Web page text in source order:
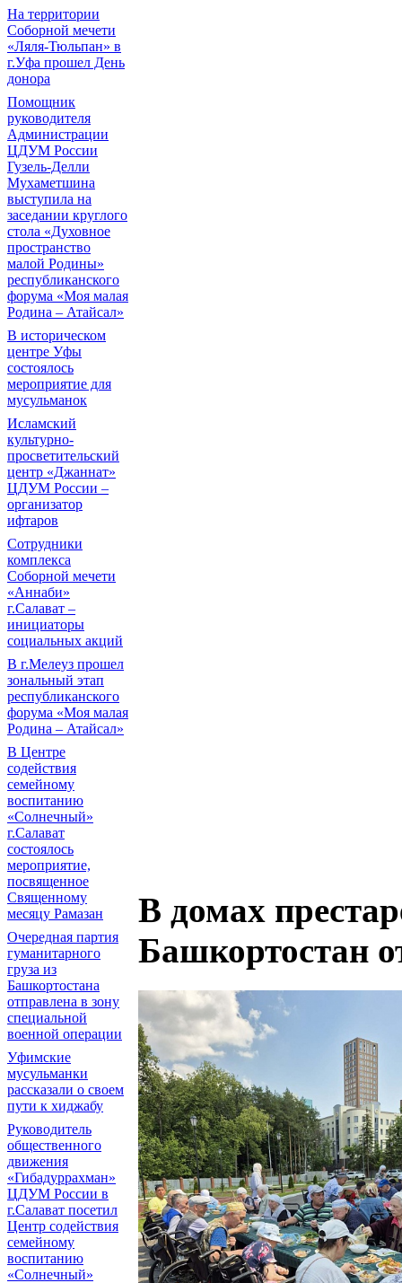
На территории
Соборной мечети
«Ляля-Тюльпан» в
г.Уфа прошел День
донора
Помощник
руководителя
Администрации
ЦДУМ России
Гузель-Делли
Мухаметшина
выступила на
заседании круглого
стола «Духовное
пространство
малой Родины»
республиканского
форума «Моя малая
Родина – Атайсал»
В историческом
центре Уфы
состоялось
мероприятие для
мусульманок
Исламский
культурно-
просветительский
центр «Джаннат»
ЦДУМ России –
организатор
ифтаров
Сотрудники
комплекса
Соборной мечети
«Аннаби»
г.Салават –
инициаторы
социальных акций
В г.Мелеуз прошел
зональный этап
республиканского
форума «Моя малая
Родина – Атайсал»
В Центре
содействия
семейному
воспитанию
«Солнечный»
г.Салават
состоялось
мероприятие,
посвященное
Священному
месяцу Рамазан
Очередная партия
гуманитарного
груза из
Башкортостана
отправлена в зону
специальной
военной операции
Уфимские
мусульманки
рассказали о своем
пути к хиджабу
Руководитель
общественного
движения
«Гибадуррахман»
ЦДУМ России в
г.Салават посетил
Центр содействия
семейному
воспитанию
«Солнечный»
В домах
Башкортостан